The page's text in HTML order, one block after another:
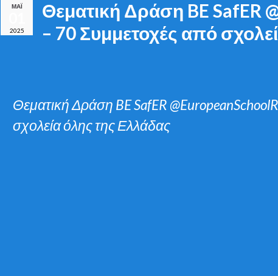
ΜΆΙ
2025
Θεματική Δράση BE SafER
– 70 Συμμετοχές από
Θεματική Δράση BE SafER
σχολεία όλης της Ελλάδας